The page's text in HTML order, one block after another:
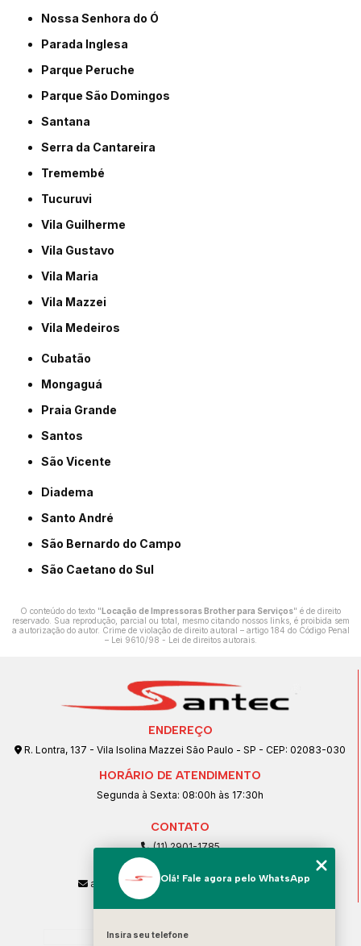
Nossa Senhora do Ó
Parada Inglesa
Parque Peruche
Parque São Domingos
Santana
Serra da Cantareira
Tremembé
Tucuruvi
Vila Guilherme
Vila Gustavo
Vila Maria
Vila Mazzei
Vila Medeiros
Cubatão
Mongaguá
Praia Grande
Santos
São Vicente
Diadema
Santo André
São Bernardo do Campo
São Caetano do Sul
O conteúdo do texto "Locação de Impressoras Brother para Serviços" é de direito
reservado. Sua reprodução, parcial ou total, mesmo citando nossos links, é proibida sem
a autorização do autor. Crime de violação de direito autoral – artigo 184 do Código Penal
– Lei 9610/98 - Lei de direitos autorais.
ENDEREÇO
R. Lontra, 137 - Vila Isolina Mazzei São Paulo - SP - CEP: 02083-030
HORÁRIO DE ATENDIMENTO
Segunda à Sexta: 08:00h às 17:30h
CONTATO
(11) 2901-1785
(11) 99239-1832
atendimento@santeccopiadoras.com.br
Home
Olá! Fale agora pelo WhatsApp
Insira seu telefone